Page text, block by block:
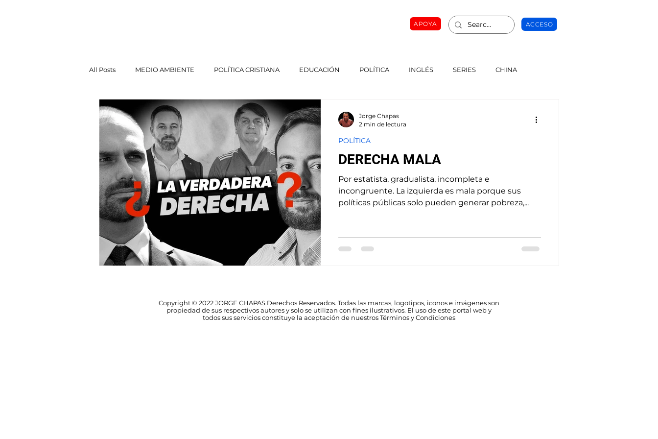
APOYA ACCESO
All Posts MEDIO AMBIENTE POLÍTICA CRISTIANA EDUCACIÓN POLÍTICA INGLÉS SERIES CHINA
POLÍTICA EXTERIOR
DERECHA MALA
Por estatista, gradualista, incompleta e
incongruente. La izquierda es mala porque sus
políticas públicas solo pueden generar pobreza,...
POLÍTICA
Jorge Chapas
2 min de lectura
Copyright © 2022 JORGE CHAPAS Derechos Reservados. Todas las marcas, logotipos, iconos e imágenes son
propiedad de sus respectivos autores y solo se utilizan con fines ilustrativos. El uso de este portal web y
todos sus servicios constituye la aceptación de nuestros Términos y Condiciones